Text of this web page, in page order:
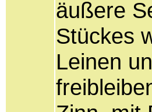
äußere
Stückes
Leinen